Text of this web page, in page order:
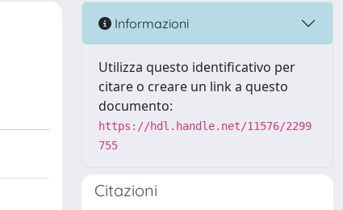
Informazioni
Utilizza questo identificativo per
citare o creare un link a questo
documento:
https://hdl.handle.net/11576/2299
755
Citazioni